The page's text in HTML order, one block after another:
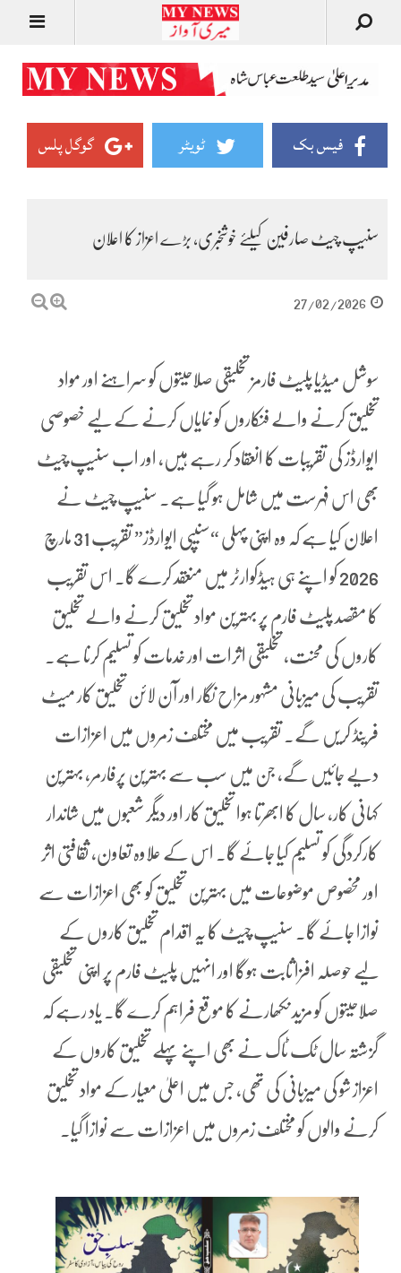
فیس بک ٹویٹر گوگل پلس
سنیپ چیٹ صارفین کیلئے خوشخبری، بڑے اعزاز کا اعلان
27/02/2026
سوشل میڈیا پلیٹ فارمز تخلیقی صلاحیتوں کو سراہنے اور مواد
تخلیق کرنے والے فنکاروں کو نمایاں کرنے کے لیے خصوصی
ایوارڈز کی تقریبات کا انعقاد کر رہے ہیں، اور اب سنیپ چیٹ
بھی اس فہرست میں شامل ہو گیا ہے۔ سنیپ چیٹ نے
اعلان کیا ہے کہ وہ اپنی پہلی “سنیپی ایوارڈز” تقریب 31 مارچ
2026 کو اپنے ہی ہیڈکوارٹر میں منعقد کرے گا۔ اس تقریب
کا مقصد پلیٹ فارم پر بہترین مواد تخلیق کرنے والے تخلیق
کاروں کی محنت، تخلیقی اثرات اور خدمات کو تسلیم کرنا ہے۔
تقریب کی میزبانی مشہور مزاح نگار اور آن لائن تخلیق کار میٹ
فرینڈ کریں گے۔ تقریب میں مختلف زمروں میں اعزازات
دیے جائیں گے، جن میں سب سے بہترین پرفارمر، بہترین
کہانی کار، سال کا ابھرتا ہوا تخلیق کار اور دیگر شعبوں میں شاندار
کارکردگی کو تسلیم کیا جائے گا۔ اس کے علاوہ تعاون، ثقافتی اثر
اور مخصوص موضوعات میں بہترین تخلیق کو بھی اعزازات سے
نوازا جائے گا۔ سنیپ چیٹ کا یہ اقدام تخلیق کاروں کے
لیے حوصلہ افزا ثابت ہوگا اور انہیں پلیٹ فارم پر اپنی تخلیقی
صلاحیتوں کو مزید نکھارنے کا موقع فراہم کرے گا۔ یاد رہے کہ
گزشتہ سال ٹک ٹاک نے بھی اپنے پہلے تخلیق کاروں کے
اعزاز شو کی میزبانی کی تھی، جس میں اعلیٰ معیار کے مواد تخلیق
کرنے والوں کو مختلف زمروں میں اعزازات سے نوازا گیا۔